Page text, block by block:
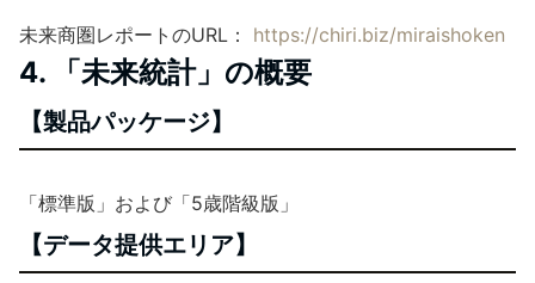
未来商圏レポートのURL： https://chiri.biz/miraishoken
4. 「未来統計」の概要
【製品パッケージ】
「標準版」および「5歳階級版」
【データ提供エリア】